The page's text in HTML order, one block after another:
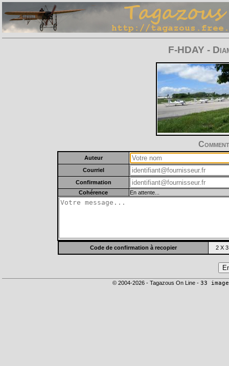
F-HDAY -
Auteur
Courriel
Confirmation
Cohérence
En attente...
Code de confirmation à recopier 2 X
© 2004-2026 - Tagazous On Line - 33